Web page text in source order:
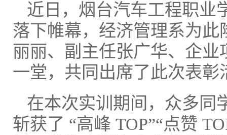
近日，烟台汽车工程职业
落下帷幕，经济管理系为
丽丽、副主任张广华、企
一堂，共同出席了此次表彰
在本次实训期间，众多同
斩获了 “高峰 TOP”“点赞